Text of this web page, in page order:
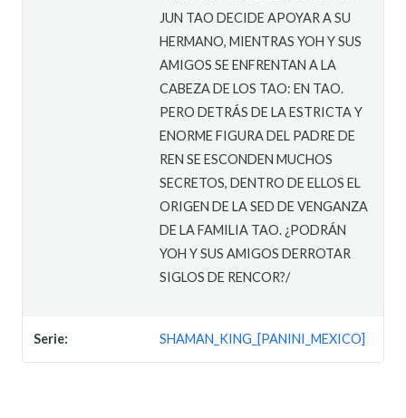
JUN TAO DECIDE APOYAR A SU
HERMANO, MIENTRAS YOH Y SUS
AMIGOS SE ENFRENTAN A LA
CABEZA DE LOS TAO: EN TAO.
PERO DETRÁS DE LA ESTRICTA Y
ENORME FIGURA DEL PADRE DE
REN SE ESCONDEN MUCHOS
SECRETOS, DENTRO DE ELLOS EL
ORIGEN DE LA SED DE VENGANZA
DE LA FAMILIA TAO. ¿PODRÁN
YOH Y SUS AMIGOS DERROTAR
SIGLOS DE RENCOR?/
Serie: SHAMAN_KING_[PANINI_MEXICO]